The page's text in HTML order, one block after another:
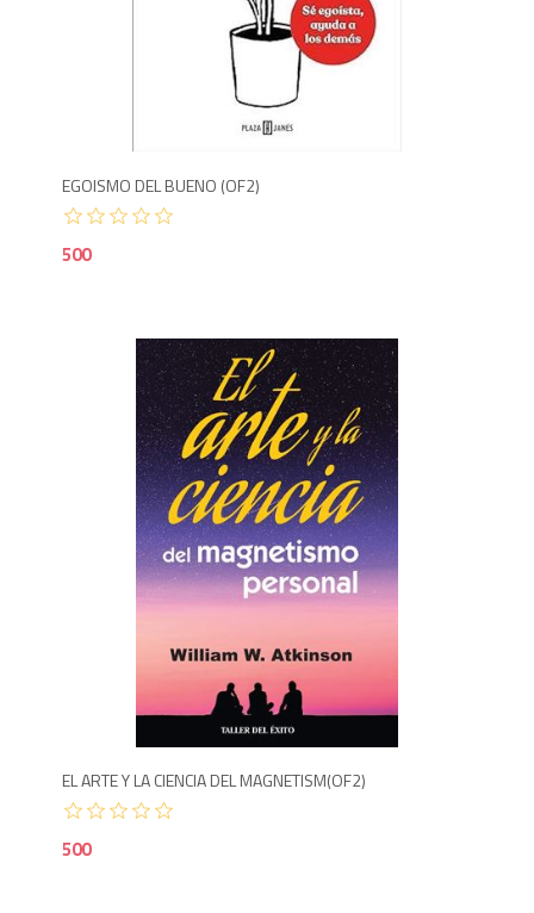
EGOISMO DEL BUENO (OF2)
500
EL ARTE Y LA CIENCIA DEL MAGNETISM(OF2)
500